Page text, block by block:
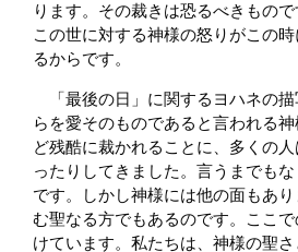
ります。その裁きは恐るべきもの
この世に対する神様の怒りがこの
るからです。
「最後の日」に関するヨハネの描
らを愛そのものであると言われる
ど残酷に裁かれることに、多くの
ったりしてきました。言うまでも
です。しかし神様には他の面もあ
む聖なる方でもあるのです。ここ
けています。私たちは、神様の聖